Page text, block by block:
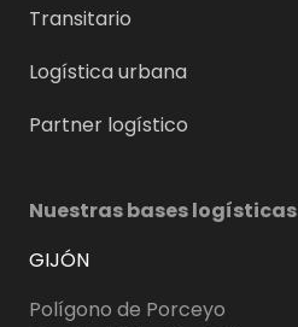
Transitario
Logística urbana
Partner logístico
Nuestras bases logísticas
GIJÓN
Polígono de Porceyo